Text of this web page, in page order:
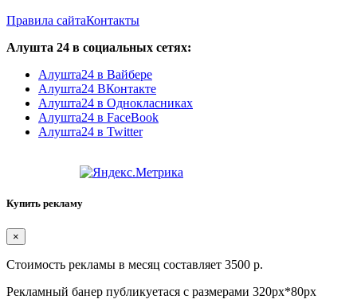
Правила сайтаКонтакты
Алушта 24 в социальных сетях:
Алушта24 в Вайбере
Алушта24 ВКонтакте
Алушта24 в Однокласниках
Алушта24 в FaceBook
Алушта24 в Twitter
Купить рекламу
×
Стоимость рекламы в месяц составляет 3500 р.
Рекламный банер публикуетася с размерами 320px*80px